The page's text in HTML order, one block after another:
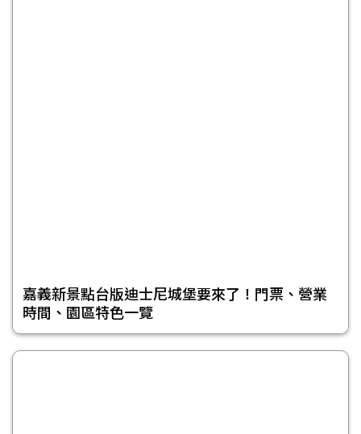
嘉義新景點台版迪士尼城堡要來了！門票、營業
時間、園區特色一覽